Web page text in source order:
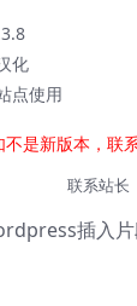
Mute
Time
0:00
:0%
behind live
Time-0:00
化
点使用
不是新版本，联
联系站长
插入片